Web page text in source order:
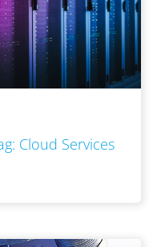
Cloud Services